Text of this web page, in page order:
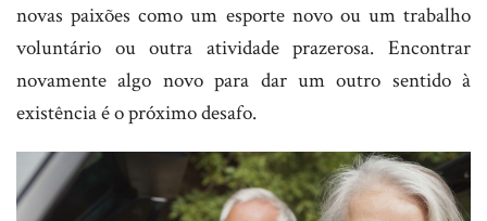
novas paixões como um esporte novo ou um trabalho
voluntário ou outra atividade prazerosa. Encontrar
novamente algo novo para dar um outro sentido à
existência é o próximo desafo.